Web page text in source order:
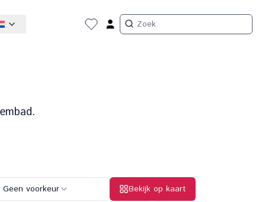
Geen voorkeur Bekijk op kaart